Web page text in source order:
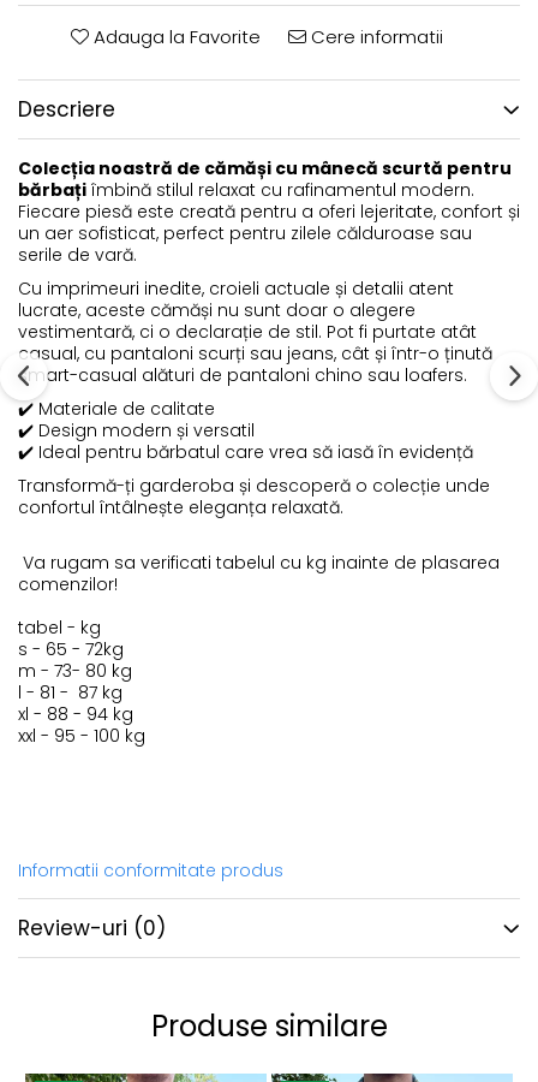
Adauga la Favorite Cere informatii
Descriere
Colecția noastră de cămăși cu mânecă scurtă pentru
bărbați îmbină stilul relaxat cu rafinamentul modern.
Fiecare piesă este creată pentru a oferi lejeritate, confort și
un aer sofisticat, perfect pentru zilele călduroase sau
serile de vară.
Cu imprimeuri inedite, croieli actuale și detalii atent
lucrate, aceste cămăși nu sunt doar o alegere
vestimentară, ci o declarație de stil. Pot fi purtate atât
casual, cu pantaloni scurți sau jeans, cât și într-o ținută
smart-casual alături de pantaloni chino sau loafers.
✔️ Materiale de calitate
✔️ Design modern și versatil
✔️ Ideal pentru bărbatul care vrea să iasă în evidență
Transformă-ți garderoba și descoperă o colecție unde
confortul întâlnește eleganța relaxată.
Va rugam sa verificati tabelul cu kg inainte de plasarea
comenzilor!
tabel - kg
s - 65 - 72kg
m - 73- 80 kg
l - 81 - 87 kg
xl - 88 - 94 kg
xxl - 95 - 100 kg
Informatii conformitate produs
Review-uri (0)
Produse similare